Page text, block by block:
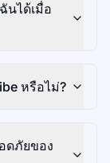
นได้เมื่อ
หรือไม่?
ดภัยของ